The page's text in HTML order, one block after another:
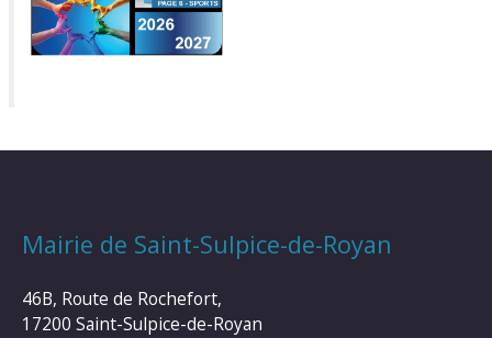
Mairie de Saint-Sulpice-de-Royan
46B, Route de Rochefort,
17200 Saint-Sulpice-de-Royan